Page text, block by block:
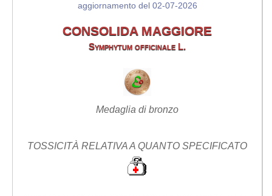
aggiornamento del 02-07-2026
CONSOLIDA MAGGIORE
Symphytum officinale L.
Medaglia di bronzo
TOSSICITÀ RELATIVA A QUANTO SPECIFICATO